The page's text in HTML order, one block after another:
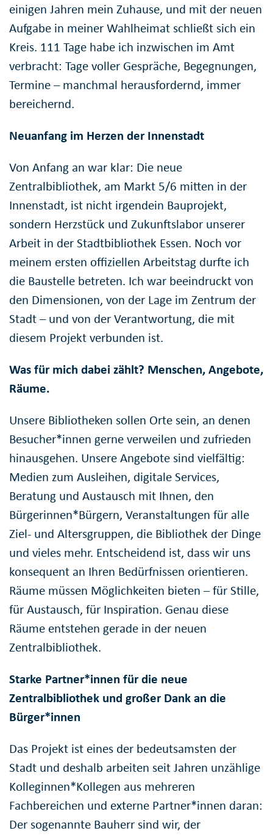
einigen Jahren mein Zuhause, und mit der neuen
Aufgabe in meiner Wahlheimat schließt sich ein
Kreis. 111 Tage habe ich inzwischen im Amt
verbracht: Tage voller Gespräche, Begegnungen,
Termine – manchmal herausfordernd, immer
bereichernd.
Neuanfang im Herzen der Innenstadt
Von Anfang an war klar: Die neue
Zentralbibliothek, am Markt 5/6 mitten in der
Innenstadt, ist nicht irgendein Bauprojekt,
sondern Herzstück und Zukunftslabor unserer
Arbeit in der Stadtbibliothek Essen. Noch vor
meinem ersten offiziellen Arbeitstag durfte ich
die Baustelle betreten. Ich war beeindruckt von
den Dimensionen, von der Lage im Zentrum der
Stadt – und von der Verantwortung, die mit
diesem Projekt verbunden ist.
Was für mich dabei zählt? Menschen, Angebote,
Räume.
Unsere Bibliotheken sollen Orte sein, an denen
Besucher*innen gerne verweilen und zufrieden
hinausgehen. Unsere Angebote sind vielfältig:
Medien zum Ausleihen, digitale Services,
Beratung und Austausch mit Ihnen, den
Bürgerinnen*Bürgern, Veranstaltungen für alle
Ziel- und Altersgruppen, die Bibliothek der Dinge
und vieles mehr. Entscheidend ist, dass wir uns
konsequent an Ihren Bedürfnissen orientieren.
Räume müssen Möglichkeiten bieten – für Stille,
für Austausch, für Inspiration. Genau diese
Räume entstehen gerade in der neuen
Zentralbibliothek.
Starke Partner*innen für die neue
Zentralbibliothek und großer Dank an die
Bürger*innen
Das Projekt ist eines der bedeutsamsten der
Stadt und deshalb arbeiten seit Jahren unzählige
Kolleginnen*Kollegen aus mehreren
Fachbereichen und externe Partner*innen daran:
Der sogenannte Bauherr sind wir, der